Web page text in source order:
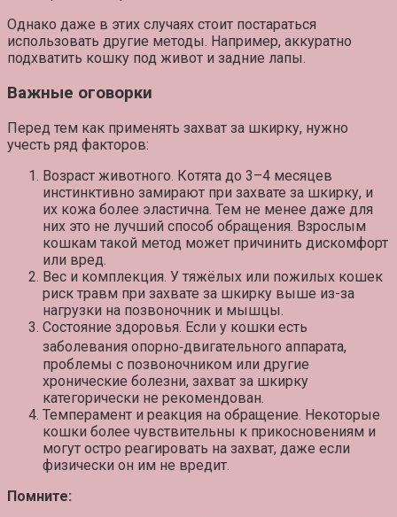
Однако даже в этих случаях стоит постараться
использовать другие методы. Например, аккуратно
подхватить кошку под живот и задние лапы.
Важные оговорки
Перед тем как применять захват за шкирку, нужно
учесть ряд факторов:
Возраст животного. Котята до 3–4 месяцев
инстинктивно замирают при захвате за шкирку, и
их кожа более эластична. Тем не менее даже для
них это не лучший способ обращения. Взрослым
кошкам такой метод может причинить дискомфорт
или вред.
Вес и комплекция. У тяжёлых или пожилых кошек
риск травм при захвате за шкирку выше из-за
нагрузки на позвоночник и мышцы.
Состояние здоровья. Если у кошки есть
заболевания опорно‑двигательного аппарата,
проблемы с позвоночником или другие
хронические болезни, захват за шкирку
категорически не рекомендован.
Темперамент и реакция на обращение. Некоторые
кошки более чувствительны к прикосновениям и
могут остро реагировать на захват, даже если
физически он им не вредит.
Помните: